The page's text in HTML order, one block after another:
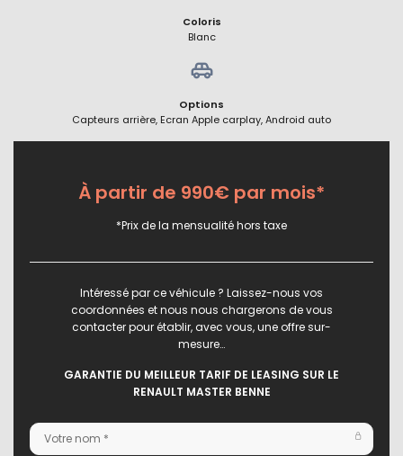
Coloris
Blanc
Options
Capteurs arrière, Ecran Apple carplay, Android auto
À partir de 990€ par mois*
*Prix de la mensualité hors taxe
Intéressé par ce véhicule ? Laissez-nous vos
coordonnées et nous nous chargerons de vous
contacter pour établir, avec vous, une offre sur-
mesure…
GARANTIE DU MEILLEUR TARIF DE LEASING SUR LE
RENAULT MASTER BENNE